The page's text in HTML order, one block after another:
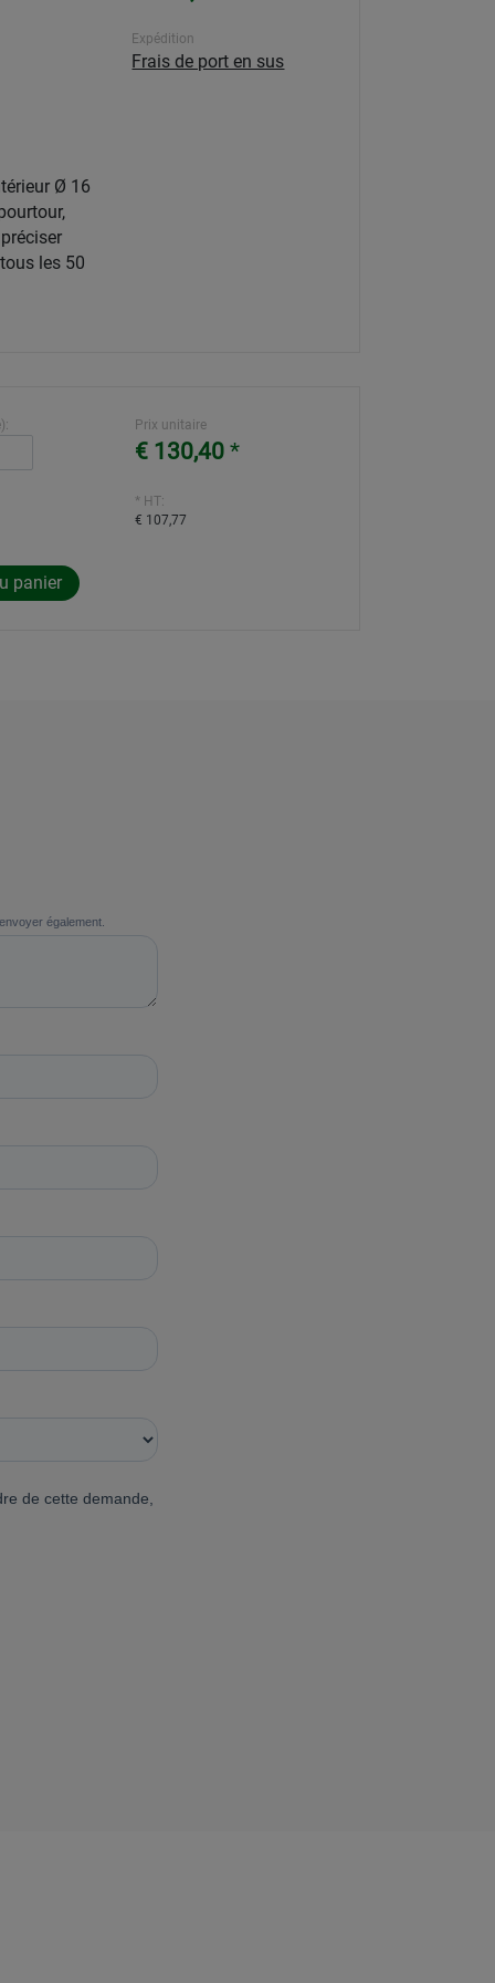
Ø 16
les 50
Expédition
Frais de port en sus
Prix unitaire
€ 130,40 *
* HT:
€ 107,77